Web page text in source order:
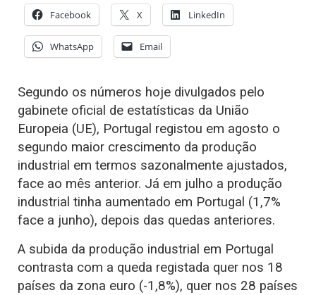
Facebook X LinkedIn
WhatsApp Email
Segundo os números hoje divulgados pelo
gabinete oficial de estatísticas da União
Europeia (UE), Portugal registou em agosto o
segundo maior crescimento da produção
industrial em termos sazonalmente ajustados,
face ao mês anterior. Já em julho a produção
industrial tinha aumentado em Portugal (1,7%
face a junho), depois das quedas anteriores.
A subida da produção industrial em Portugal
contrasta com a queda registada quer nos 18
países da zona euro (-1,8%), quer nos 28 países